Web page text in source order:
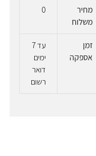
מחיר
משלוח
0
זמן
אספקה
עד 7
ימים
דואר
רשום